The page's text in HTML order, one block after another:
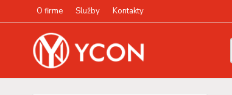
O firme Služby Kontakty